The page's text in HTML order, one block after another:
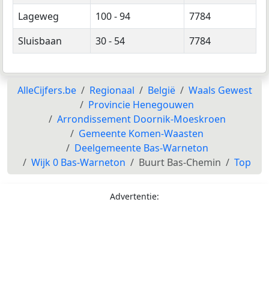
Lageweg
100 - 94
7784
Sluisbaan
30 - 54 7784
AlleCijfers.be Regionaal België
Waals Gewest
Provincie Henegouwen
Arrondissement Doornik-Moeskroen
Gemeente Komen-Waasten
Deelgemeente Bas-Warneton
Wijk 0 Bas-Warneton
Buurt Bas-Chemin Top
Advertentie: